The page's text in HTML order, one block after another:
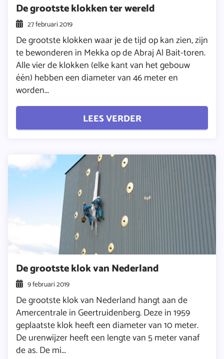
De grootste klokken ter wereld
27 februari 2019
De grootste klokken waar je de tijd op kan zien, zijn
te bewonderen in Mekka op de Abraj Al Bait-toren.
Alle vier de klokken (elke kant van het gebouw
één) hebben een diameter van 46 meter en
worden...
LEES VERDER
De grootste klok van Nederland
9 februari 2019
De grootste klok van Nederland hangt aan de
Amercentrale in Geertruidenberg. Deze in 1959
geplaatste klok heeft een diameter van 10 meter.
De urenwijzer heeft een lengte van 5 meter vanaf
de as. De mi...